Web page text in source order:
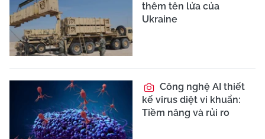
thêm tên lửa của
Ukraine
Công nghệ AI thiết
kế virus diệt vi khuẩn:
Tiềm năng và rủi ro